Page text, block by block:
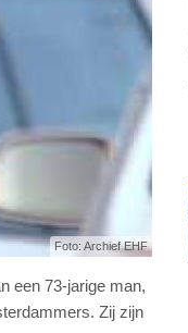
Foto: Archief EHF
een 73-jarige man,
Zij zijn